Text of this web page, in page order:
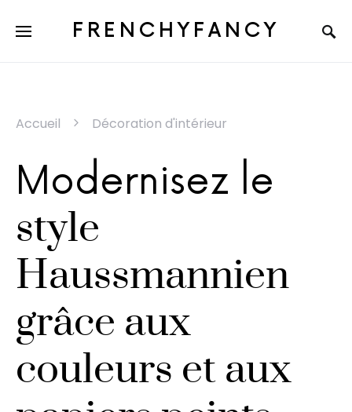
FRENCHYFANCY
Accueil Décoration d'intérieur
Modernisez le
style
Haussmannien
grâce aux
couleurs et aux